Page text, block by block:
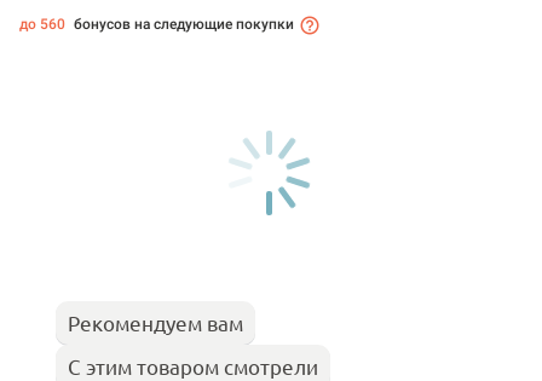
до 560 бонусов на следующие покупки
Рекомендуем вам
С этим товаром смотрели